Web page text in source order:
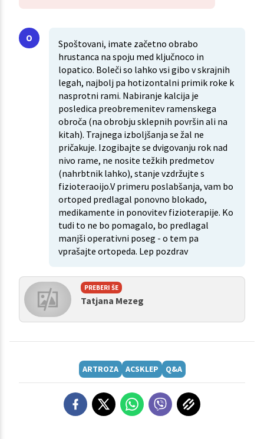
Spoštovani, imate začetno obrabo
hrustanca na spoju med ključnoco in
lopatico. Boleči so lahko vsi gibo v skrajnih
legah, najbolj pa hotizontalni primik roke k
nasprotni rami. Nabiranje kalcija je
posledica preobremenitev ramenskega
obroča (na obrobju sklepnih površin ali na
kitah). Trajnega izboljšanja se žal ne
pričakuje. Izogibajte se dvigovanju rok nad
nivo rame, ne nosite težkih predmetov
(nahrbtnik lahko), stanje vzdržujte s
fizioteraoijo.V primeru poslabšanja, vam bo
ortoped predlagal ponovno blokado,
medikamente in ponovitev fizioterapije. Ko
tudi to ne bo pomagalo, bo predlagal
manjši operativni poseg - o tem pa
vprašajte ortopeda. Lep pozdrav
PREBERI ŠE
Tatjana Mezeg
ARTROZA ACSKLEP Q&A